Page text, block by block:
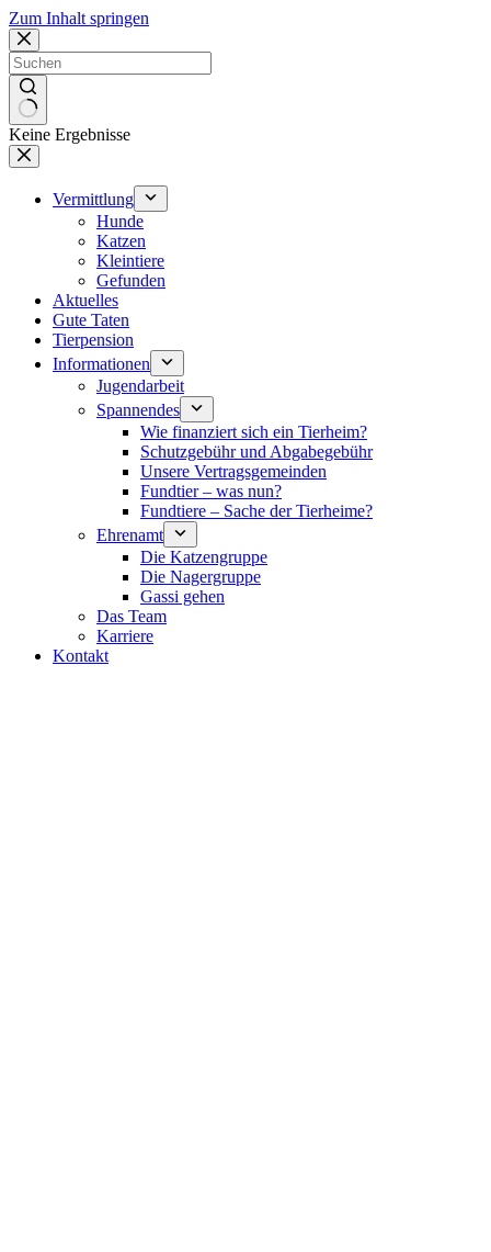
Zum Inhalt springen
Keine Ergebnisse
Vermittlung
Hunde
Katzen
Kleintiere
Gefunden
Aktuelles
Gute Taten
Tierpension
Informationen
Jugendarbeit
Spannendes
Wie finanziert sich ein Tierheim?
Schutzgebühr und Abgabegebühr
Unsere Vertragsgemeinden
Fundtier – was nun?
Fundtiere – Sache der Tierheime?
Ehrenamt
Die Katzengruppe
Die Nagergruppe
Gassi gehen
Das Team
Karriere
Kontakt